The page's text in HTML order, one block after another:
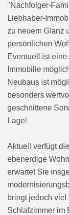
"Nachfolger-
Liebhaber-
zu neuem Glanz
persönlichen
Eventuell ist
Immobilie
Neubaus ist
besonders
geschnittene
Lage!
Aktuell verfügt
ebenerdige
erwartet Sie
bringt jedoch
Schlafzimmer im